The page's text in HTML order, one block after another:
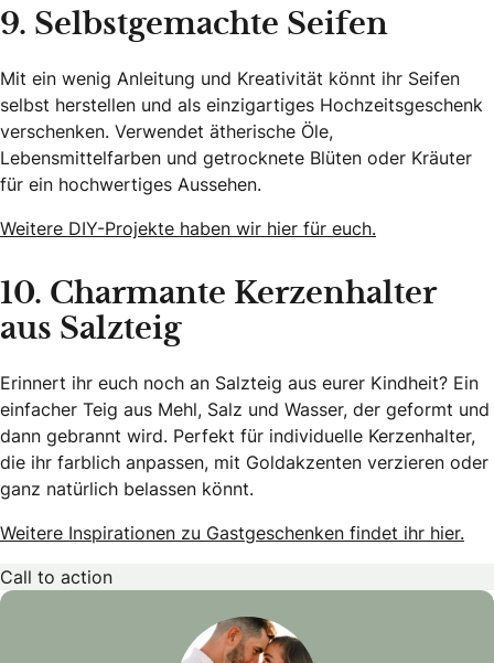
9. Selbstgemachte Seifen
Mit ein wenig Anleitung und Kreativität könnt ihr Seifen
selbst herstellen und als einzigartiges Hochzeitsgeschenk
verschenken. Verwendet ätherische Öle,
Lebensmittelfarben und getrocknete Blüten oder Kräuter
für ein hochwertiges Aussehen.
Weitere DIY-Projekte haben wir hier für euch.
10. Charmante Kerzenhalter
aus Salzteig
Erinnert ihr euch noch an Salzteig aus eurer Kindheit? Ein
einfacher Teig aus Mehl, Salz und Wasser, der geformt und
dann gebrannt wird. Perfekt für individuelle Kerzenhalter,
die ihr farblich anpassen, mit Goldakzenten verzieren oder
ganz natürlich belassen könnt.
Weitere Inspirationen zu Gastgeschenken findet ihr hier.
Call to action